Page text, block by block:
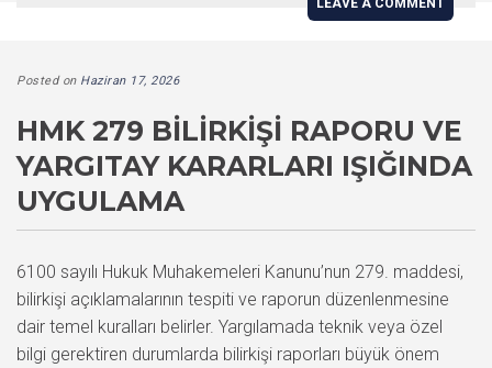
LEAVE A COMMENT
Posted on Haziran 17, 2026
HMK 279 BILIRKIŞI RAPORU VE
YARGITAY KARARLARI IŞIĞINDA
UYGULAMA
6100 sayılı Hukuk Muhakemeleri Kanunu’nun 279. maddesi,
bilirkişi açıklamalarının tespiti ve raporun düzenlenmesine
dair temel kuralları belirler. Yargılamada teknik veya özel
bilgi gerektiren durumlarda bilirkişi raporları büyük önem